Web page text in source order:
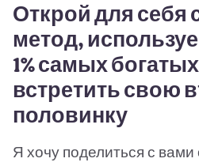
Открой для себя
метод,
1% самых
встретить свою
половинку
Я хочу поделиться с